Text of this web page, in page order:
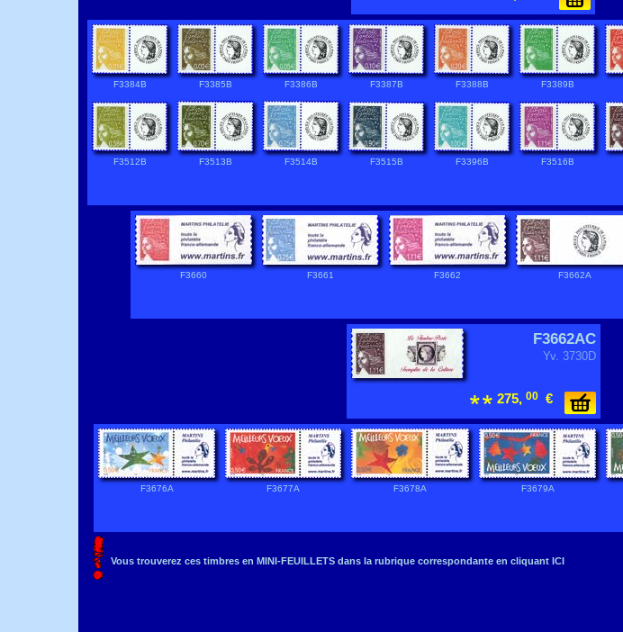
F3384B F3385B F3386B F3387B F3388B F3389B
F3512B F3513B F3514B F3515B F3396B F3516B
F3660 F3661 F3662 F3662A
F3662AC
Yv. 3730D
275, 00 €
F3676A F3677A F3678A F3679A
Vous trouverez ces timbres en MINI-FEUILLETS dans la rubrique correspondante en cliquant ICI